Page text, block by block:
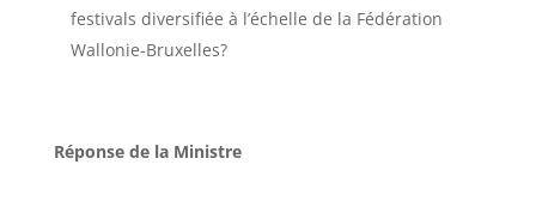
festivals diversifiée à l’échelle de la Fédération
Wallonie-Bruxelles?
Réponse de la Ministre